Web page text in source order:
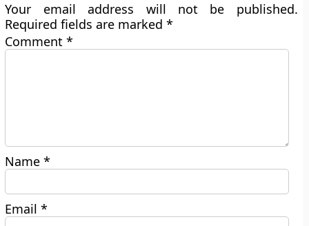
Your email address will not be published.
Required fields are marked*
Comment*
Name*
Email*